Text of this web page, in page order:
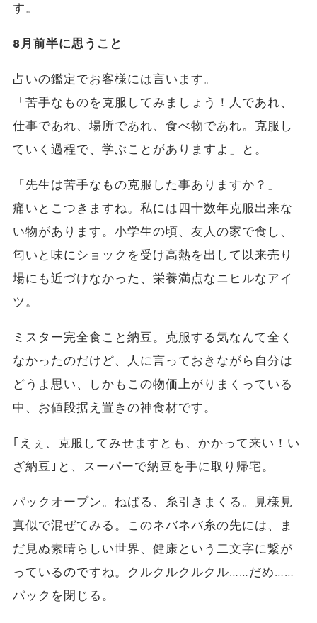
す。
8月前半に思うこと
占いの鑑定でお客様には言います。
「苦手なものを克服してみましょう！人であれ、
仕事であれ、場所であれ、食べ物であれ。克服し
ていく過程で、学ぶことがありますよ」と。
「先生は苦手なもの克服した事ありますか？」
痛いとこつきますね。私には四十数年克服出来な
い物があります。小学生の頃、友人の家で食し、
匂いと味にショックを受け高熱を出して以来売り
場にも近づけなかった、栄養満点なニヒルなアイ
ツ。
ミスター完全食こと納豆。克服する気なんて全く
なかったのだけど、人に言っておきながら自分は
どうよ思い、しかもこの物価上がりまくっている
中、お値段据え置きの神食材です。
｢えぇ、克服してみせますとも、かかって来い！い
ざ納豆｣と、スーパーで納豆を手に取り帰宅。
パックオープン。ねばる、糸引きまくる。見様見
真似で混ぜてみる。このネバネバ糸の先には、ま
だ見ぬ素晴らしい世界、健康という二文字に繋が
っているのですね。クルクルクルクル……だめ……
パックを閉じる。